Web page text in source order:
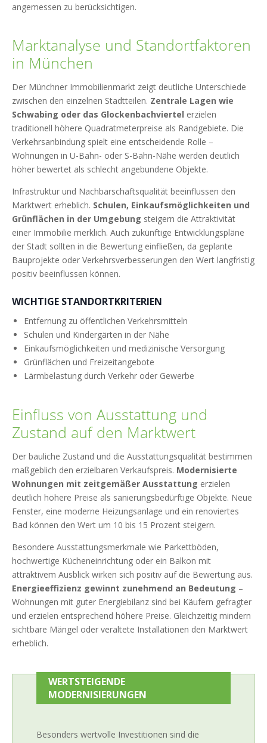
angemessen zu berücksichtigen.
Marktanalyse und Standortfaktoren
in München
Der Münchner Immobilienmarkt zeigt deutliche Unterschiede
zwischen den einzelnen Stadtteilen. Zentrale Lagen wie
Schwabing oder das Glockenbachviertel erzielen
traditionell höhere Quadratmeterpreise als Randgebiete. Die
Verkehrsanbindung spielt eine entscheidende Rolle –
Wohnungen in U-Bahn- oder S-Bahn-Nähe werden deutlich
höher bewertet als schlecht angebundene Objekte.
Infrastruktur und Nachbarschaftsqualität beeinflussen den
Marktwert erheblich. Schulen, Einkaufsmöglichkeiten und
Grünflächen in der Umgebung steigern die Attraktivität
einer Immobilie merklich. Auch zukünftige Entwicklungspläne
der Stadt sollten in die Bewertung einfließen, da geplante
Bauprojekte oder Verkehrsverbesserungen den Wert langfristig
positiv beeinflussen können.
WICHTIGE STANDORTKRITERIEN
Entfernung zu öffentlichen Verkehrsmitteln
Schulen und Kindergärten in der Nähe
Einkaufsmöglichkeiten und medizinische Versorgung
Grünflächen und Freizeitangebote
Lärmbelastung durch Verkehr oder Gewerbe
Einfluss von Ausstattung und
Zustand auf den Marktwert
Der bauliche Zustand und die Ausstattungsqualität bestimmen
maßgeblich den erzielbaren Verkaufspreis. Modernisierte
Wohnungen mit zeitgemäßer Ausstattung erzielen
deutlich höhere Preise als sanierungsbedürftige Objekte. Neue
Fenster, eine moderne Heizungsanlage und ein renoviertes
Bad können den Wert um 10 bis 15 Prozent steigern.
Besondere Ausstattungsmerkmale wie Parkettböden,
hochwertige Kücheneinrichtung oder ein Balkon mit
attraktivem Ausblick wirken sich positiv auf die Bewertung aus.
Energieeffizienz gewinnt zunehmend an Bedeutung –
Wohnungen mit guter Energiebilanz sind bei Käufern gefragter
und erzielen entsprechend höhere Preise. Gleichzeitig mindern
sichtbare Mängel oder veraltete Installationen den Marktwert
erheblich.
WERTSTEIGENDE
MODERNISIERUNGEN
Besonders wertvolle Investitionen sind die